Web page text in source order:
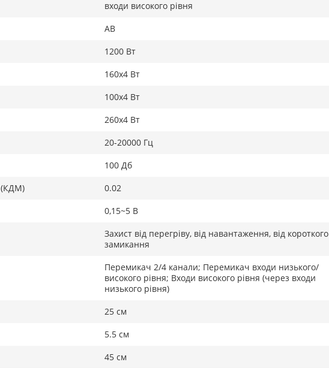
входи високого рівня
AB
1200 Вт
160х4 Вт
100х4 Вт
260х4 Вт
20-20000 Гц
100 Дб
(КДМ)
0.02
0,15~5 В
Захист від перегріву, від навантаження, від короткого
замикання
Перемикач 2/4 канали; Перемикач входи низького/
високого рівня; Входи високого рівня (через входи
низького рівня)
25 см
5.5 см
45 см